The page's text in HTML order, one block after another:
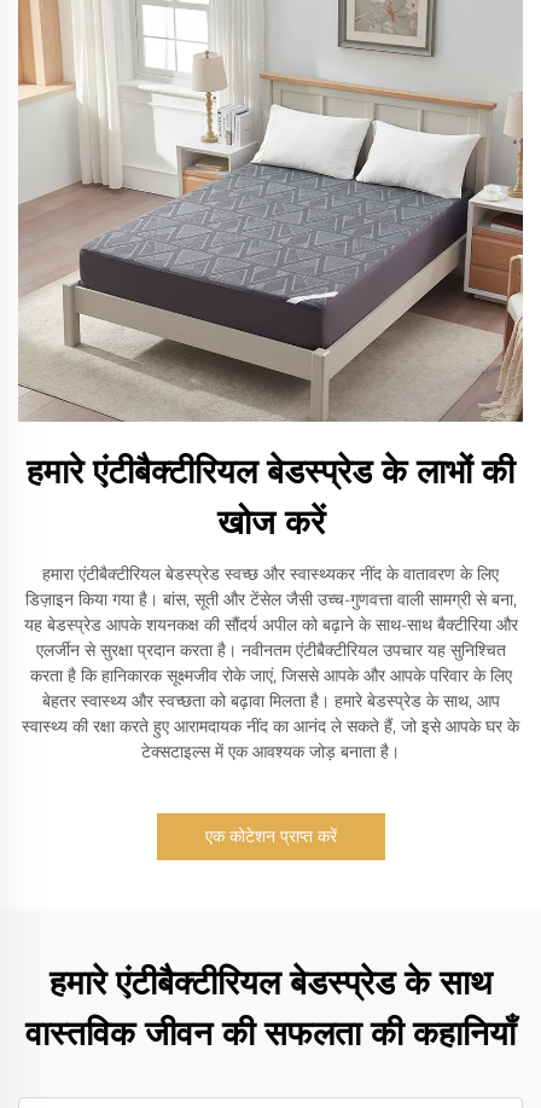
हमारे एंटीबैक्टीरियल बेडस्प्रेड के लाभों की
खोज करें
हमारा एंटीबैक्टीरियल बेडस्प्रेड स्वच्छ और स्वास्थ्यकर नींद के वातावरण के लिए
डिज़ाइन किया गया है। बांस, सूती और टेंसेल जैसी उच्च-गुणवत्ता वाली सामग्री से बना,
यह बेडस्प्रेड आपके शयनकक्ष की सौंदर्य अपील को बढ़ाने के साथ-साथ बैक्टीरिया और
एलर्जीन से सुरक्षा प्रदान करता है। नवीनतम एंटीबैक्टीरियल उपचार यह सुनिश्चित
करता है कि हानिकारक सूक्ष्मजीव रोके जाएं, जिससे आपके और आपके परिवार के लिए
बेहतर स्वास्थ्य और स्वच्छता को बढ़ावा मिलता है। हमारे बेडस्प्रेड के साथ, आप
स्वास्थ्य की रक्षा करते हुए आरामदायक नींद का आनंद ले सकते हैं, जो इसे आपके घर के
टेक्सटाइल्स में एक आवश्यक जोड़ बनाता है।
एक कोटेशन प्राप्त करें
हमारे एंटीबैक्टीरियल बेडस्प्रेड के साथ
वास्तविक जीवन की सफलता की कहानियाँ